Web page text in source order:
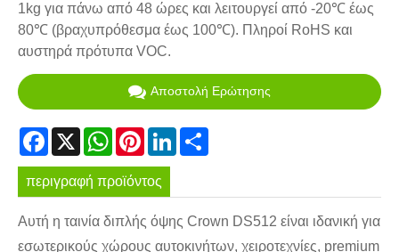
1kg για πάνω από 48 ώρες και λειτουργεί από -20℃ έως
80℃ (βραχυπρόθεσμα έως 100℃). Πληροί RoHS και
αυστηρά πρότυπα VOC.
Αποστολή Ερώτησης
Facebook
X WhatsApp
PinterestLinkedIn
περιγραφή προϊόντος
Αυτή η ταινία διπλής όψης Crown DS512 είναι ιδανική για
εσωτερικούς χώρους αυτοκινήτων, χειροτεχνίες, premium